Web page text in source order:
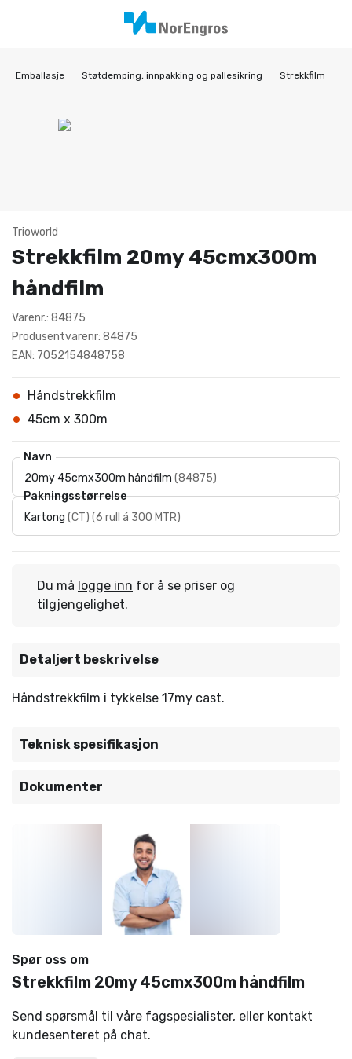
Emballasje Støtdemping, innpakking og pallesikring Strekkfilm
Trioworld
Strekkfilm 20my 45cmx300m
håndfilm
Varenr.: 84875
Produsentvarenr: 84875
EAN: 7052154848758
Håndstrekkfilm
45cm x 300m
Navn
20my 45cmx300m håndfilm (84875)
Pakningsstørrelse
Kartong (CT) (6 rull á 300 MTR)
Du må logge inn for å se priser og
tilgjengelighet.
Detaljert beskrivelse
Håndstrekkfilm i tykkelse 17my cast.
Teknisk spesifikasjon
Dokumenter
Spør oss om
Strekkfilm 20my 45cmx300m håndfilm
Send spørsmål til våre fagspesialister, eller kontakt
kundesenteret på chat.